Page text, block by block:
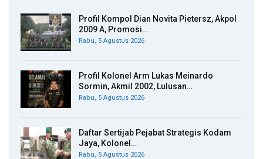
Profil Kompol Dian Novita Pietersz, Akpol
2009 A, Promosi…
Rabu, 5 Agustus 2026
Profil Kolonel Arm Lukas Meinardo
Sormin, Akmil 2002, Lulusan…
Rabu, 5 Agustus 2026
Daftar Sertijab Pejabat Strategis Kodam
Jaya, Kolonel…
Rabu, 5 Agustus 2026